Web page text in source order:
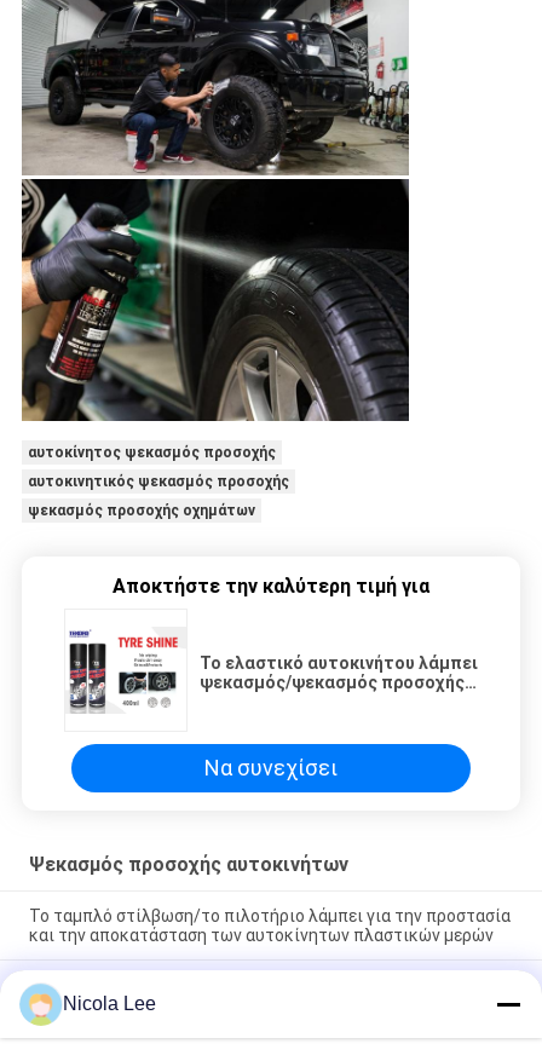
αυτοκίνητος ψεκασμός προσοχής
αυτοκινητικός ψεκασμός προσοχής
ψεκασμός προσοχής οχημάτων
Αποκτήστε την καλύτερη τιμή για
Το ελαστικό αυτοκινήτου λάμπει
ψεκασμός/ψεκασμός προσοχής
αυτοκινήτου την προστασία
Να συνεχίσει
Ψεκασμός προσοχής αυτοκινήτων
Το ταμπλό στίλβωση/το πιλοτήριο λάμπει για την προστασία
και την αποκατάσταση των αυτοκίνητων πλαστικών μερών
Το ελαστικό αυτοκινήτου λάμπει ψεκασμός/ψεκασμός
προσοχής αυτοκινήτων για την παροχή UV και Sidewalls
ελαστικών αυτοκινήτου την προστασία
Nicola Lee